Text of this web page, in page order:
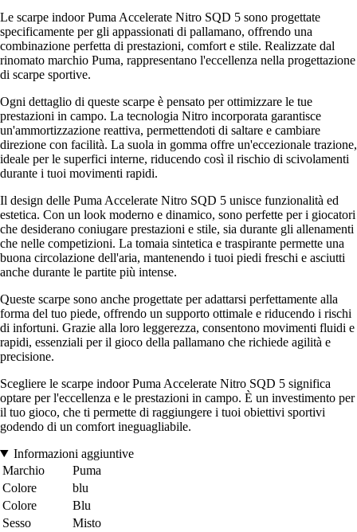
Le scarpe indoor Puma Accelerate Nitro SQD 5 sono progettate
specificamente per gli appassionati di pallamano, offrendo una
combinazione perfetta di prestazioni, comfort e stile. Realizzate dal
rinomato marchio Puma, rappresentano l'eccellenza nella progettazione
di scarpe sportive.
Ogni dettaglio di queste scarpe è pensato per ottimizzare le tue
prestazioni in campo. La tecnologia Nitro incorporata garantisce
un'ammortizzazione reattiva, permettendoti di saltare e cambiare
direzione con facilità. La suola in gomma offre un'eccezionale trazione,
ideale per le superfici interne, riducendo così il rischio di scivolamenti
durante i tuoi movimenti rapidi.
Il design delle Puma Accelerate Nitro SQD 5 unisce funzionalità ed
estetica. Con un look moderno e dinamico, sono perfette per i giocatori
che desiderano coniugare prestazioni e stile, sia durante gli allenamenti
che nelle competizioni. La tomaia sintetica e traspirante permette una
buona circolazione dell'aria, mantenendo i tuoi piedi freschi e asciutti
anche durante le partite più intense.
Queste scarpe sono anche progettate per adattarsi perfettamente alla
forma del tuo piede, offrendo un supporto ottimale e riducendo i rischi
di infortuni. Grazie alla loro leggerezza, consentono movimenti fluidi e
rapidi, essenziali per il gioco della pallamano che richiede agilità e
precisione.
Scegliere le scarpe indoor Puma Accelerate Nitro SQD 5 significa
optare per l'eccellenza e le prestazioni in campo. È un investimento per
il tuo gioco, che ti permette di raggiungere i tuoi obiettivi sportivi
godendo di un comfort ineguagliabile.
Informazioni aggiuntive
Marchio
Puma
Colore
blu
Colore
Blu
Sesso
Misto